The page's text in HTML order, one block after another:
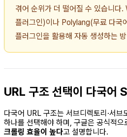
겪어 순위가 더 떨어질 수 있습니
플러그인)이나 Polylang(무료 다국
플러그인을 활용해 자동 생성하는
URL 구조 선택이 다국어
다국어 URL 구조는 서브디렉토리·서브
하나를 선택해야 하며, 구글은 공식적으
크롤링 효율이 높다고 설명합니다.